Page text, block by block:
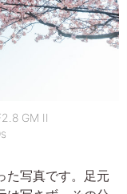
GM II
た写真です。足元